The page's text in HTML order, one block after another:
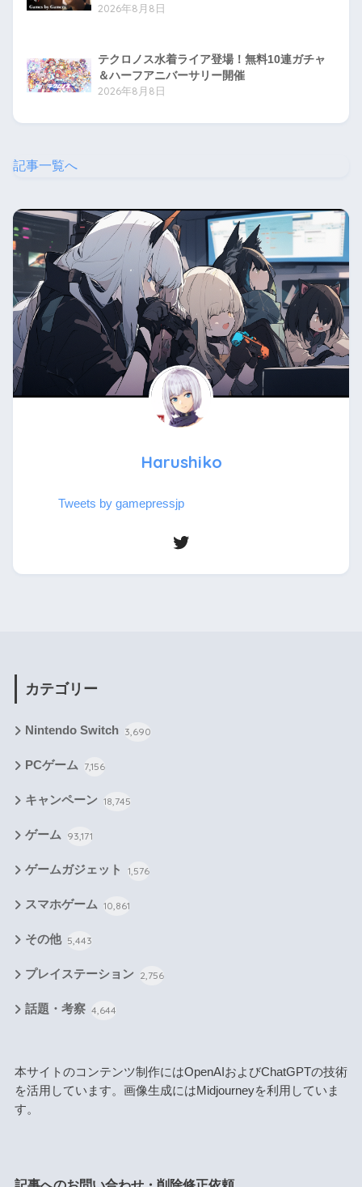
2026年8月8日
テクロノス水着ライア登場！無料10連ガチャ
＆ハーフアニバーサリー開催
2026年8月8日
記事一覧へ
Harushiko
Tweets by gamepressjp
カテゴリー
Nintendo Switch 3,690
PCゲーム 7,156
キャンペーン 18,745
ゲーム 93,171
ゲームガジェット 1,576
スマホゲーム 10,861
その他 5,443
プレイステーション 2,756
話題・考察 4,644
本サイトのコンテンツ制作にはOpenAIおよびChatGPTの技術
を活用しています。画像生成にはMidjourneyを利用していま
す。